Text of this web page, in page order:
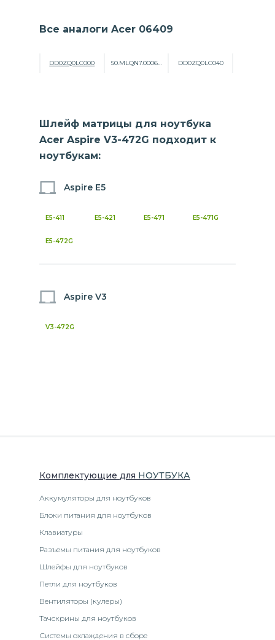
Все аналоги Acer 06409
DD0ZQ0LC000 50.MLQN7.0006 ZQ0 DD0ZQ0LC040
Шлейф матрицы для ноутбука
Acer Aspire V3-472G подходит к
ноутбукам:
Aspire E5
E5-411 E5-421 E5-471 E5-471G
E5-472G
Aspire V3
V3-472G
Комплектующие для НОУТБУКА
Аккумуляторы для ноутбуков
Блоки питания для ноутбуков
Клавиатуры
Разъемы питания для ноутбуков
Шлейфы для ноутбуков
Петли для ноутбуков
Вентиляторы (кулеры)
Тачскрины для ноутбуков
Системы охлаждения в сборе